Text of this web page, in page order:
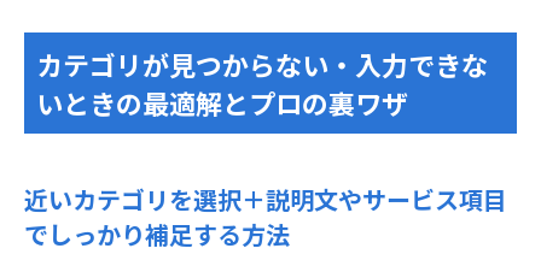
カテゴリが見つからない・入力できな
いときの最適解とプロの裏ワザ
近いカテゴリを選択＋説明文やサービス項目
でしっかり補足する方法